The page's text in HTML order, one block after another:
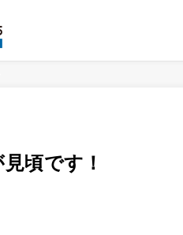
頃です！